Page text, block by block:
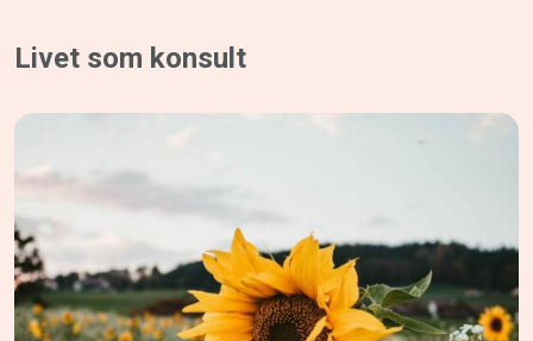
Livet som konsult